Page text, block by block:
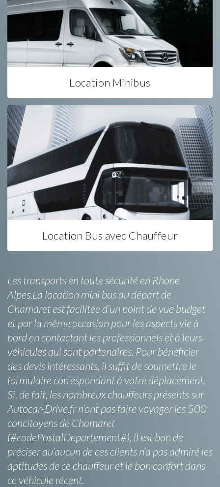
Location Minibus
Location Bus avec Chauffeur
Les transports en toute sécurité en Rhone
Alpes.La location mini bus au départ de
Chamaret est facilitée d’un point de vue budget
et par la même occasion pour les aspects vie à
bord en contactant les professionnels et à leurs
véhicules qui sont partenaires. Pour bénéficier
des devis intéressants, il suffit de soumettre le
formulaire correspondant à votre déplacement.
Si, de fait, les nombreux chauffeurs présents sur
Autocar-Drive.fr n’ont pas faire voyager les 500
concitoyens de Chamaret
(#codePostalDepartement#), il est bon de
préciser qu’aucun de ces clients n’a pas admiré les
aptitudes de ce chauffeur et le bon confort dans
ce véhicule récent.